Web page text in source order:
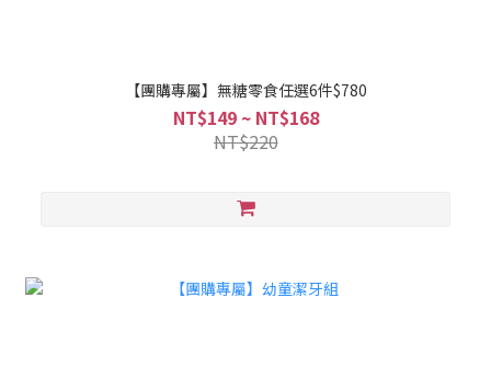
【團購專屬】無糖零食任選6件$780
NT$149 ~ NT$168
NT$220